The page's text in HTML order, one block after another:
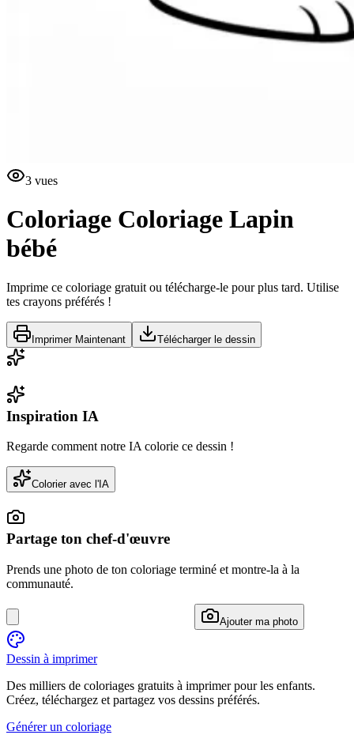
3 vues
Coloriage Coloriage Lapin
bébé
Imprime ce coloriage gratuit ou télécharge-le pour plus tard. Utilise
tes crayons préférés !
Imprimer Maintenant Télécharger le dessin
Inspiration IA
Regarde comment notre IA colorie ce dessin !
Colorier avec l'IA
Partage ton chef-d'œuvre
Prends une photo de ton coloriage terminé et montre-la à la
communauté.
Ajouter ma photo
Dessin à imprimer
Des milliers de coloriages gratuits à imprimer pour les enfants.
Créez, téléchargez et partagez vos dessins préférés.
Générer un coloriage